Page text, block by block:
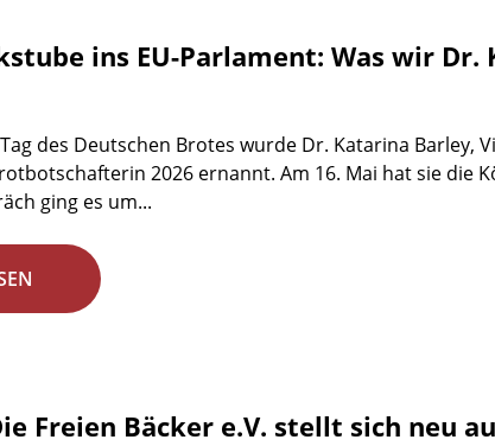
ins EU-Parlament: Was wir
des Deutschen Brotes wurde Dr. Katarina Barley,
2026 ernannt. Am 16. Mai hat sie die
ging es um...
Freien Bäcker e.V. stellt sich neu